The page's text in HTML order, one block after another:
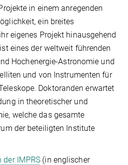
in einem anregenden
ein breites
eigenes Projekt hinausgehend
eines der weltweit führenden
Hochenergie-Astronomie und
und von Instrumenten für
Doktoranden erwartet
in theoretischer und
welche das gesamte
der beteiligten Institute
der IMPRS (in englischer